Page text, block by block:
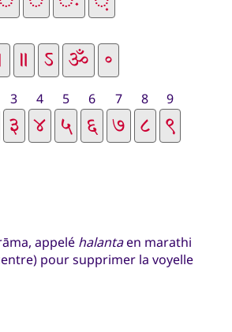
3 4 5 6 7 8 9
appelé halantaen marathi
pour supprimer la voyelle